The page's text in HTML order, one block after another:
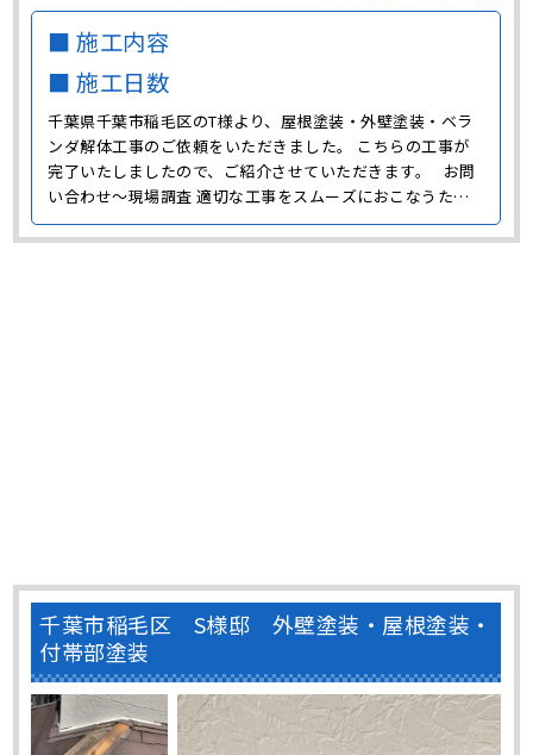
■ 施工内容
■ 施工日数
千葉県千葉市稲毛区のT様より、屋根塗装・外壁塗装・ベラ
ンダ解体工事のご依頼をいただきました。 こちらの工事が
完了いたしましたので、ご紹介させていただきます。 お問
い合わせ～現場調査 適切な工事をスムーズにおこなうため
に、まずは現場調査に伺い劣化状態の確認をおこないまし
た。 T様邸はかなり築年数が経過していることから、屋根・
千葉市稲毛区 S様邸 外壁塗装・屋根塗装・
付帯部塗装